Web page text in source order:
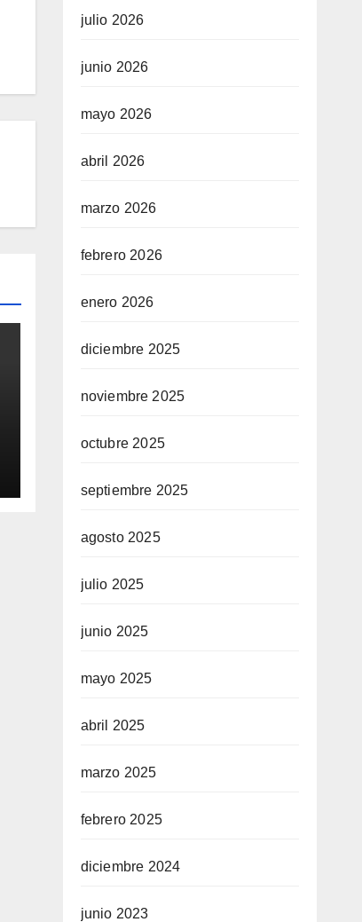
julio 2026
junio 2026
mayo 2026
abril 2026
marzo 2026
febrero 2026
enero 2026
diciembre 2025
noviembre 2025
octubre 2025
septiembre 2025
agosto 2025
julio 2025
junio 2025
mayo 2025
abril 2025
marzo 2025
febrero 2025
diciembre 2024
junio 2023